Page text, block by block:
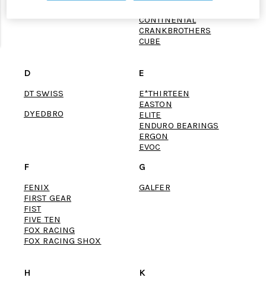
CONTINENTAL
CRANKBROTHERS
CUBE
D
DT SWISS
DYEDBRO
E
E*THIRTEEN
EASTON
ELITE
ENDURO BEARINGS
ERGON
EVOC
F
FENIX
FIRST GEAR
FIST
FIVE TEN
FOX RACING
FOX RACING SHOX
G
GALFER
H K